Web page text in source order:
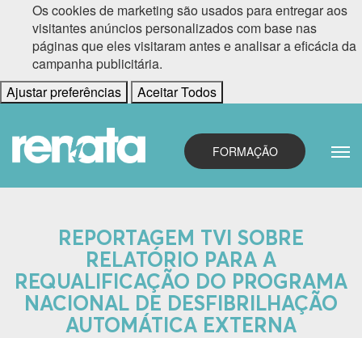
Os cookies de marketing são usados para entregar aos
visitantes anúncios personalizados com base nas
páginas que eles visitaram antes e analisar a eficácia da
campanha publicitária.
Ajustar preferências
Aceitar Todos
FORMAÇÃO
REPORTAGEM TVI SOBRE
RELATÓRIO PARA A
REQUALIFICAÇÃO DO PROGRAMA
NACIONAL DE DESFIBRILHAÇÃO
AUTOMÁTICA EXTERNA